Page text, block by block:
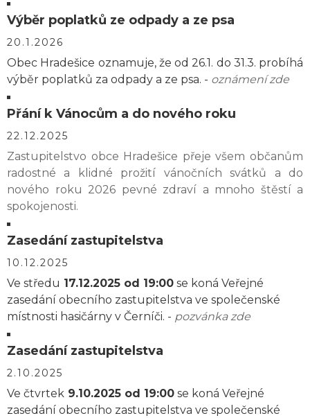
Výběr poplatků ze odpady a ze psa
20.1.2026
Obec Hradešice oznamuje, že od 26.1. do 31.3. probíhá
výběr poplatků za odpady a ze psa. - oznámení zde
Přání k Vánocům a do nového roku
22.12.2025
Zastupitelstvo obce Hradešice přeje všem občanům
radostné a klidné prožití vánočních svátků a do
nového roku 2026 pevné zdraví a mnoho štěstí a
spokojenosti.
Zasedání zastupitelstva
10.12.2025
Ve středu 17.12.2025 od 19:00 se koná Veřejné
zasedání obecního zastupitelstva ve společenské
místnosti hasičárny v Černíči. - pozvánka zde
Zasedání zastupitelstva
2.10.2025
Ve čtvrtek 9.10.2025 od 19:00 se koná Veřejné
zasedání obecního zastupitelstva ve společenské